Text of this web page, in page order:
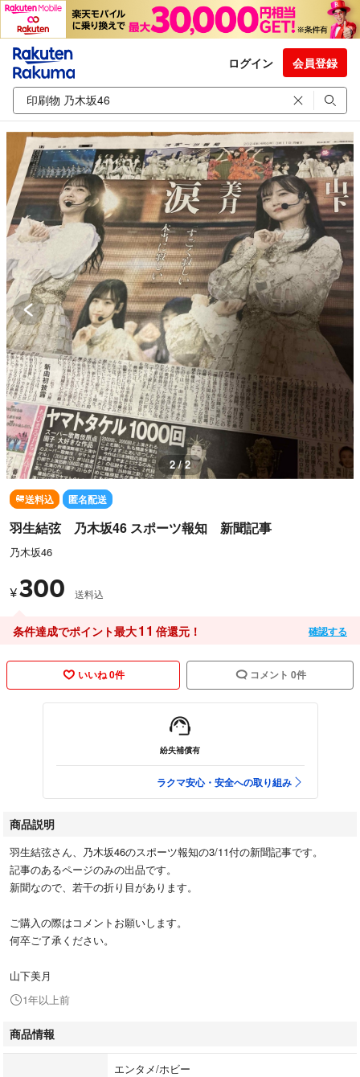
ログイン 会員登録
2 / 2
送料込 匿名配送
羽生結弦 乃木坂46 スポーツ報知 新聞記事
乃木坂46
¥300 送料込
条件達成でポイント最大11 倍還元！ 確認する
いいね 0件 コメント 0件
紛失補償有
ラクマ安心・安全への取り組み
商品説明
羽生結弦さん、乃木坂46のスポーツ報知の3/11付の新聞記事です。
記事のあるページのみの出品です。
新聞なので、若干の折り目があります。
ご購入の際はコメントお願いします。
何卒ご了承ください。
山下美月
1年以上前
商品情報
エンタメ/ホビー